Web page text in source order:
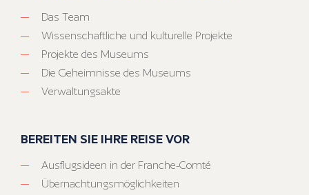
Das Team
Wissenschaftliche und kulturelle Projekte
Projekte des Museums
Die Geheimnisse des Museums
Verwaltungsakte
BEREITEN SIE IHRE REISE VOR
Ausflugsideen in der Franche-Comté
Übernachtungsmöglichkeiten